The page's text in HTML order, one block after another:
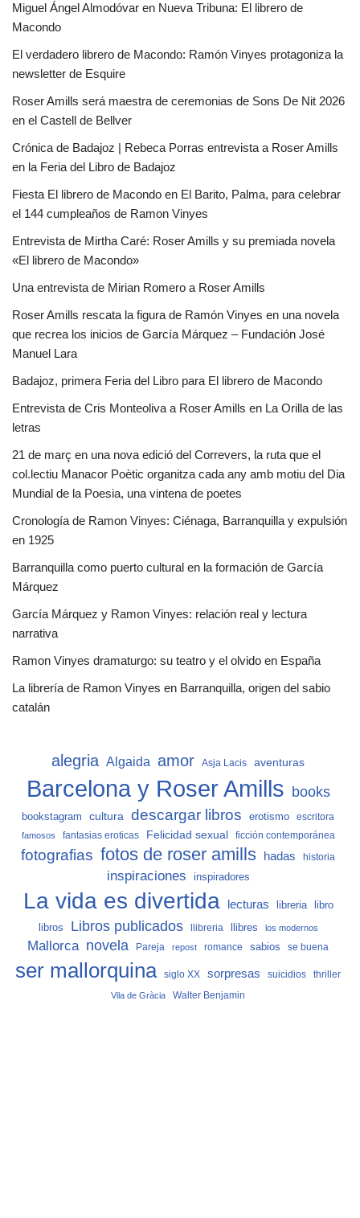
Miguel Ángel Almodóvar en Nueva Tribuna: El librero de
Macondo
El verdadero librero de Macondo: Ramón Vinyes protagoniza la
newsletter de Esquire
Roser Amills será maestra de ceremonias de Sons De Nit 2026
en el Castell de Bellver
Crónica de Badajoz | Rebeca Porras entrevista a Roser Amills
en la Feria del Libro de Badajoz
Fiesta El librero de Macondo en El Barito, Palma, para celebrar
el 144 cumpleaños de Ramon Vinyes
Entrevista de Mirtha Caré: Roser Amills y su premiada novela
«El librero de Macondo»
Una entrevista de Mirian Romero a Roser Amills
Roser Amills rescata la figura de Ramón Vinyes en una novela
que recrea los inicios de García Márquez – Fundación José
Manuel Lara
Badajoz, primera Feria del Libro para El librero de Macondo
Entrevista de Cris Monteoliva a Roser Amills en La Orilla de las
letras
21 de març en una nova edició del Correvers, la ruta que el
col.lectiu Manacor Poètic organitza cada any amb motiu del Dia
Mundial de la Poesia, una vintena de poetes
Cronología de Ramon Vinyes: Ciénaga, Barranquilla y expulsión
en 1925
Barranquilla como puerto cultural en la formación de García
Márquez
García Márquez y Ramon Vinyes: relación real y lectura
narrativa
Ramon Vinyes dramaturgo: su teatro y el olvido en España
La librería de Ramon Vinyes en Barranquilla, origen del sabio
catalán
alegria Algaida amor Asja Lacis aventuras
Barcelona y Roser Amills books
bookstagram cultura descargar libros erotismo escritora
famosos fantasias eroticas Felicidad sexual ficción contemporánea
fotografias fotos de roser amills hadas historia
inspiraciones inspiradores
La vida es divertida lecturas libreria
libro
libros
Libros publicados llibreria llibres los modernos
Mallorca novela Pareja repost romance sabios se buena
ser mallorquina siglo XX sorpresas suicidios thriller
Vila de Gràcia Walter Benjamin